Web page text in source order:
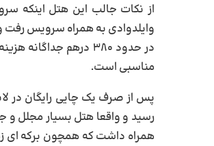
از نکات جالب این هتل اینکه
وایلدوادی به همراه سرویس رفت
در حدود ۳۸۰ درهم
مناسبی است.
پس از صرف یک چایی رایگان در
همراه داشت که همچون برکه ای